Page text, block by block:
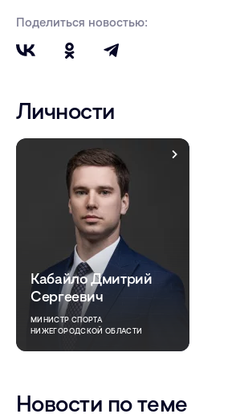
Поделиться новостью:
Личности
Кабайло Дмитрий
Сергеевич
МИНИСТР СПОРТА
НИЖЕГОРОДСКОЙ ОБЛАСТИ
Новости по теме